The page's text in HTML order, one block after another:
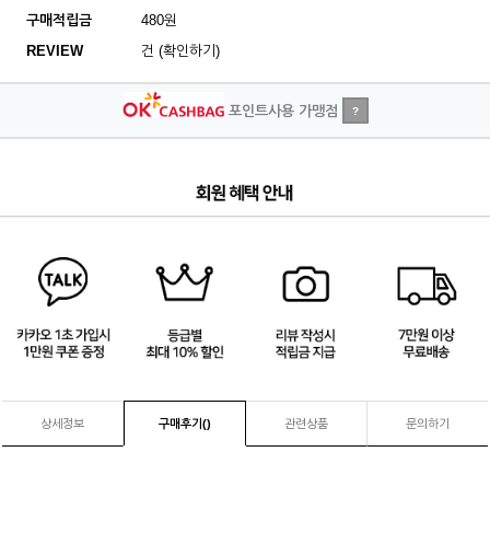
구매적립금
480원
REVIEW
건 (확인하기)
포인트사용 가맹점 ?
상세정보 구매후기() 관련상품 문의하기